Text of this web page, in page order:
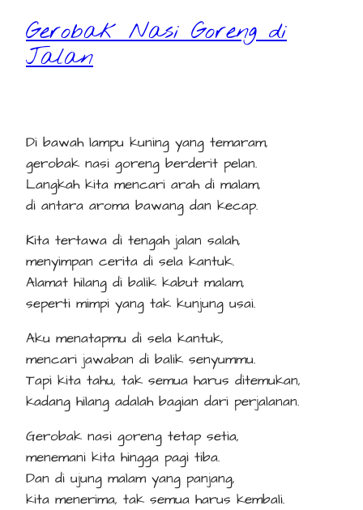
Gerobak Nasi Goreng di
Jalan
Di bawah lampu kuning yang temaram,
gerobak nasi goreng berderit pelan.
Langkah kita mencari arah di malam,
di antara aroma bawang dan kecap.
Kita tertawa di tengah jalan salah,
menyimpan cerita di sela kantuk.
Alamat hilang di balik kabut malam,
seperti mimpi yang tak kunjung usai.
Aku menatapmu di sela kantuk,
mencari jawaban di balik senyummu.
Tapi kita tahu, tak semua harus ditemukan,
kadang hilang adalah bagian dari perjalanan.
Gerobak nasi goreng tetap setia,
menemani kita hingga pagi tiba.
Dan di ujung malam yang panjang,
kita menerima, tak semua harus kembali.